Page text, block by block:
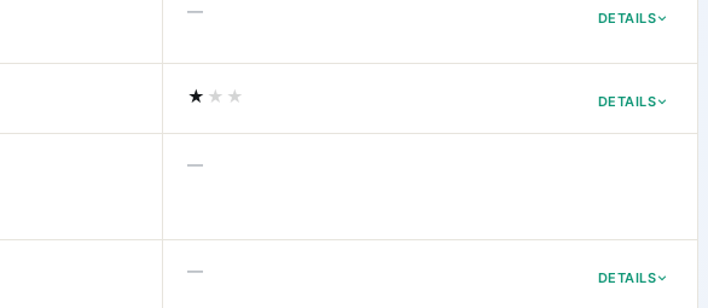
DETAILS
—
DETAILS
★ ★★
—
DETAILS
—